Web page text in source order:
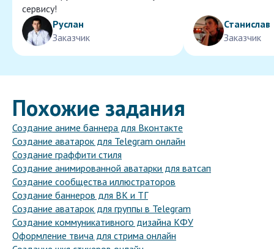
сервису!
Руслан
Заказчик
Станислав
Заказчик
Похожие задания
Создание аниме баннера для Вконтакте
Создание аватарок для Telegram онлайн
Создание граффити стиля
Создание анимированной аватарки для ватсап
Создание сообщества иллюстраторов
Создание баннеров для ВК и ТГ
Создание аватарок для группы в Telegram
Создание коммуникативного дизайна КФУ
Оформление твича для стрима онлайн